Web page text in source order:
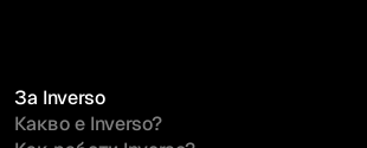
За Inverso
Какво е Inverso?